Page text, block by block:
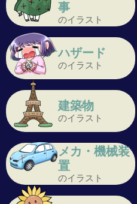
事
のイラスト
ハザード
のイラスト
建築物
のイラスト
メカ・機械装
置
のイラスト